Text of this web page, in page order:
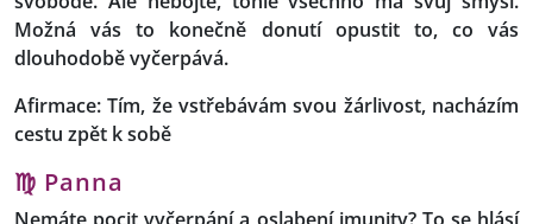
Možná vás to konečně donutí opustit to, co vás
dlouhodobě vyčerpává.
Afirmace: Tím, že vstřebávám svou žárlivost, nacházím
cestu zpět k sobě
♍ Panna